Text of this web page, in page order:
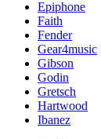
Epiphone
Faith
Fender
Gear4music
Gibson
Godin
Gretsch
Hartwood
Ibanez